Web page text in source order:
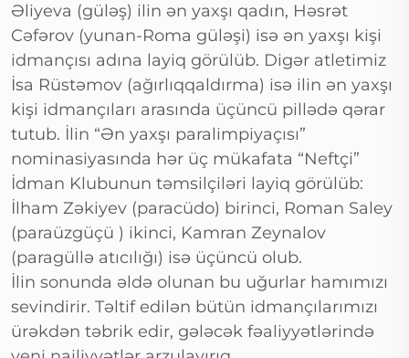
Əliyeva (güləş) ilin ən yaxşı qadın, Həsrət
Cəfərov (yunan-Roma güləşi) isə ən yaxşı kişi
idmançısı adına layiq görülüb. Digər atletimiz
İsa Rüstəmov (ağırlıqqaldırma) isə ilin ən yaxşı
kişi idmançıları arasında üçüncü pillədə qərar
tutub. İlin “Ən yaxşı paralimpiyaçısı”
nominasiyasında hər üç mükafata “Neftçi”
İdman Klubunun təmsilçiləri layiq görülüb:
İlham Zəkiyev (paracüdo) birinci, Roman Saley
(paraüzgüçü ) ikinci, Kamran Zeynalov
(paragüllə atıcılığı) isə üçüncü olub.
İlin sonunda əldə olunan bu uğurlar hamımızı
sevindirir. Təltif edilən bütün idmançılarımızı
ürəkdən təbrik edir, gələcək fəaliyyətlərində